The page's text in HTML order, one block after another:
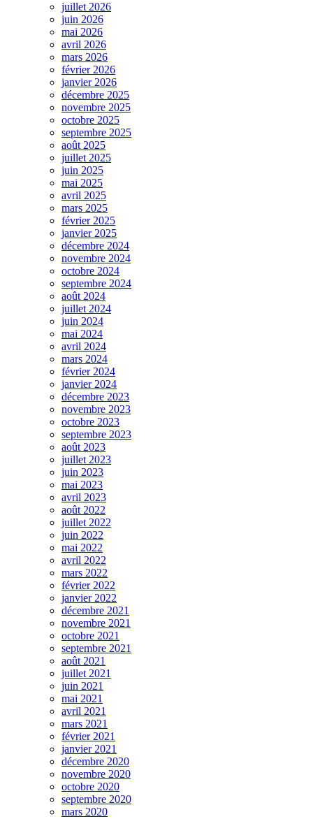
juillet 2026
juin 2026
mai 2026
avril 2026
mars 2026
février 2026
janvier 2026
décembre 2025
novembre 2025
octobre 2025
septembre 2025
août 2025
juillet 2025
juin 2025
mai 2025
avril 2025
mars 2025
février 2025
janvier 2025
décembre 2024
novembre 2024
octobre 2024
septembre 2024
août 2024
juillet 2024
juin 2024
mai 2024
avril 2024
mars 2024
février 2024
janvier 2024
décembre 2023
novembre 2023
octobre 2023
septembre 2023
août 2023
juillet 2023
juin 2023
mai 2023
avril 2023
août 2022
juillet 2022
juin 2022
mai 2022
avril 2022
mars 2022
février 2022
janvier 2022
décembre 2021
novembre 2021
octobre 2021
septembre 2021
août 2021
juillet 2021
juin 2021
mai 2021
avril 2021
mars 2021
février 2021
janvier 2021
décembre 2020
novembre 2020
octobre 2020
septembre 2020
mars 2020